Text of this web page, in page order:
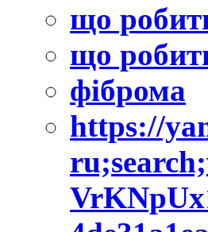
що
що
фіброма
https://